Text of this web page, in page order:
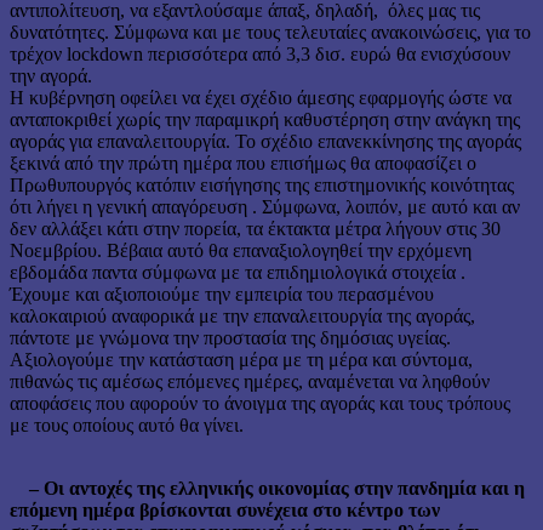
αντιπολίτευση, να εξαντλούσαμε άπαξ, δηλαδή, όλες μας τις
δυνατότητες. Σύμφωνα και με τους τελευταίες ανακοινώσεις, για το
τρέχον lockdown περισσότερα από 3,3 δισ. ευρώ θα ενισχύσουν
την αγορά.
Η κυβέρνηση οφείλει να έχει σχέδιο άμεσης εφαρμογής ώστε να
ανταποκριθεί χωρίς την παραμικρή καθυστέρηση στην ανάγκη της
αγοράς για επαναλειτουργία. Το σχέδιο επανεκκίνησης της αγοράς
ξεκινά από την πρώτη ημέρα που επισήμως θα αποφασίζει ο
Πρωθυπουργός κατόπιν εισήγησης της επιστημονικής κοινότητας
ότι λήγει η γενική απαγόρευση . Σύμφωνα, λοιπόν, με αυτό και αν
δεν αλλάξει κάτι στην πορεία, τα έκτακτα μέτρα λήγουν στις 30
Νοεμβρίου. Βέβαια αυτό θα επαναξιολογηθεί την ερχόμενη
εβδομάδα παντα σύμφωνα με τα επιδημιολογικά στοιχεία .
Έχουμε και αξιοποιούμε την εμπειρία του περασμένου
καλοκαιριού αναφορικά με την επαναλειτουργία της αγοράς,
πάντοτε με γνώμονα την προστασία της δημόσιας υγείας.
Αξιολογούμε την κατάσταση μέρα με τη μέρα και σύντομα,
πιθανώς τις αμέσως επόμενες ημέρες, αναμένεται να ληφθούν
αποφάσεις που αφορούν το άνοιγμα της αγοράς και τους τρόπους
με τους οποίους αυτό θα γίνει.
– Οι αντοχές της ελληνικής οικονομίας στην πανδημία και η
επόμενη ημέρα βρίσκονται συνέχεια στο κέντρο των